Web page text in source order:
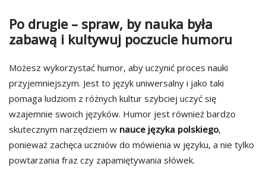
Po drugie – spraw, by nauka była
zabawą i kultywuj poczucie humoru
Możesz wykorzystać humor, aby uczynić proces nauki
przyjemniejszym. Jest to język uniwersalny i jako taki
pomaga ludziom z różnych kultur szybciej uczyć się
wzajemnie swoich języków. Humor jest również bardzo
skutecznym narzędziem w nauce języka polskiego,
ponieważ zachęca uczniów do mówienia w języku, a nie tylko
powtarzania fraz czy zapamiętywania słówek.